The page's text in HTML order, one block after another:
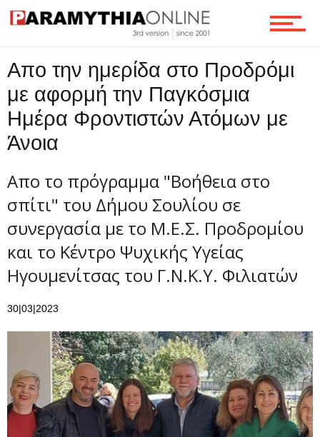
Απο την ημερίδα στο Προδρόμι
με αφορμή την Παγκόσμια
Ημέρα Φροντιστών Ατόμων με
Άνοια
Απο το πρόγραμμα "Βοήθεια στο
σπίτι" του Δήμου Σουλίου σε
συνεργασία με το Μ.Ε.Σ. Προδρομίου
και το Κέντρο Ψυχικής Υγείας
Ηγουμενίτσας του Γ.Ν.Κ.Υ. Φιλιατών
30|03|2023